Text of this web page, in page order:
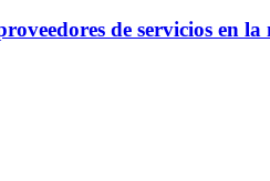
de servicios en